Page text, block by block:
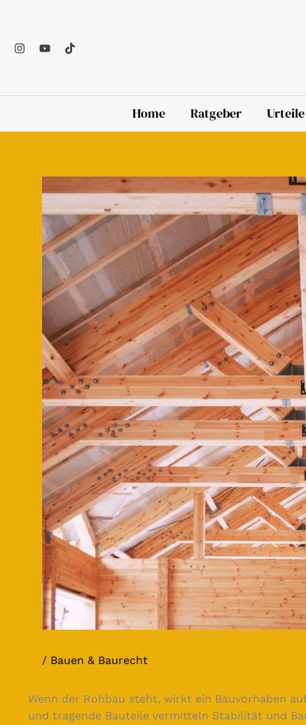
springen
Home Ratgeber
Bauen & Baurecht
Wenn der Rohbau steht, wirkt ein Bauvorhaben
und tragende Bauteile vermitteln Stabilität und